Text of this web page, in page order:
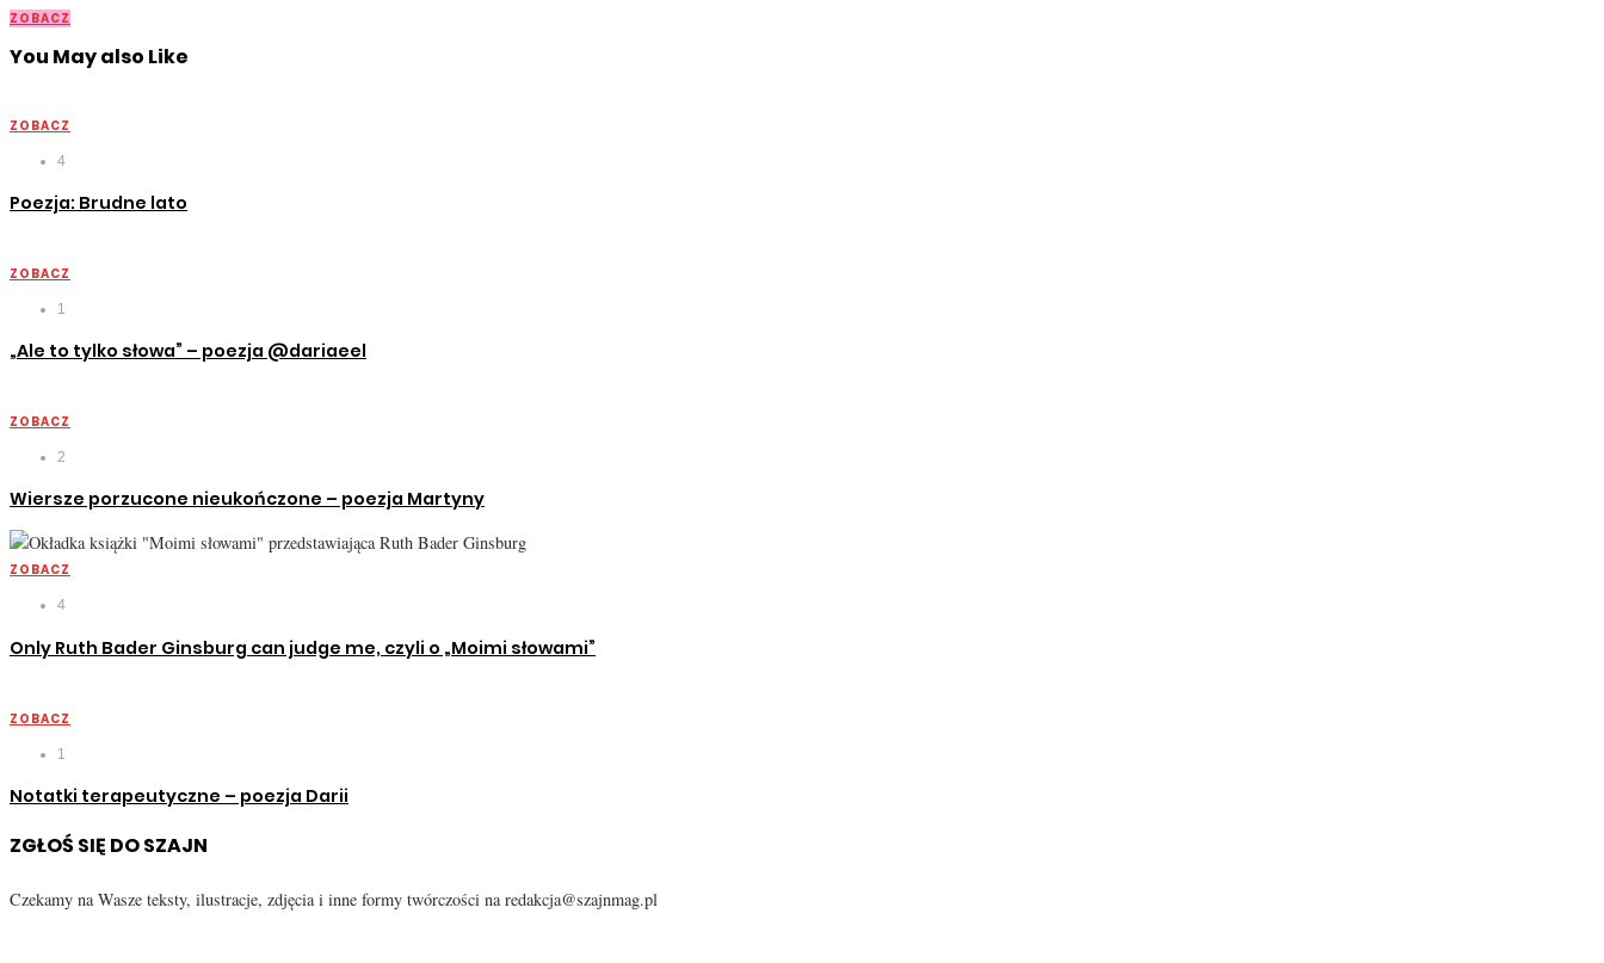
ZOBACZ
You May also Like
ZOBACZ
4
Poezja: Brudne lato
ZOBACZ
1
„Ale to tylko słowa” – poezja @dariaeel
ZOBACZ
2
Wiersze porzucone nieukończone – poezja Martyny
ZOBACZ
4
Only Ruth Bader Ginsburg can judge me, czyli o „Moimi słowami”
ZOBACZ
1
Notatki terapeutyczne – poezja Darii
ZGŁOŚ SIĘ DO SZAJN
Czekamy na Wasze teksty, ilustracje, zdjęcia i inne formy twórczości na redakcja@szajnmag.pl